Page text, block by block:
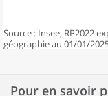
Source : Insee, RP2022
géographie au 01/01/
Pour en savoir